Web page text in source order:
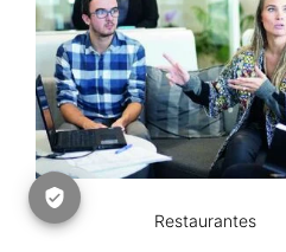
Restaurantes